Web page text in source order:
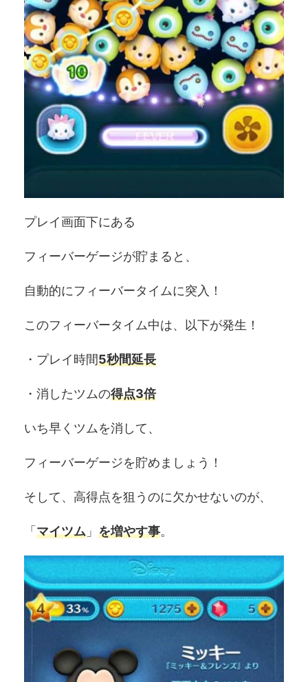
プレイ画面下にある
フィーバーゲージが貯まると、
自動的にフィーバータイムに突入！
このフィーバータイム中は、以下が発生！
・プレイ時間5秒間延長
・消したツムの得点3倍
いち早くツムを消して、
フィーバーゲージを貯めましょう！
そして、高得点を狙うのに欠かせないのが、
「 マイツム 」 を増やす事。